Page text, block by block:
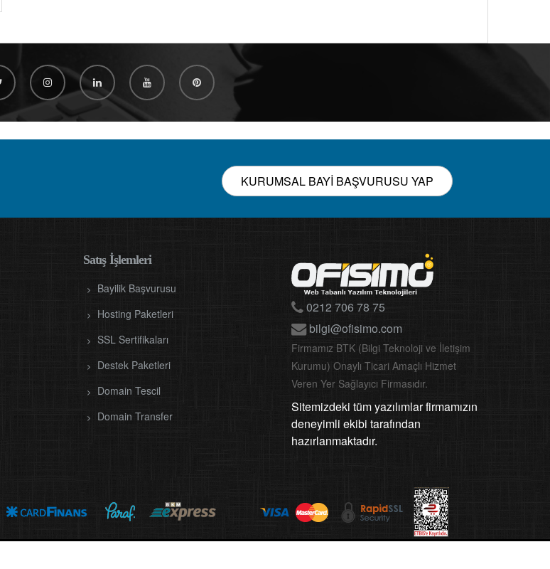
KURUMSAL BAYİ BAŞVURUSU YAP
Satış İşlemleri
Bayilik Başvurusu
Hosting Paketleri
SSL Sertifikaları
Destek Paketleri
Domain Tescil
Domain Transfer
0212 706 78 75
bilgi@ofisimo.com
Firmamız BTK (Bilgi Teknoloji ve İletişim
Kurumu) Onaylı Ticari Amaçlı Hizmet
Veren Yer Sağlayıcı Firmasıdır.
Sitemizdeki tüm yazılımlar firmamızın
deneyimli ekibi tarafından
hazırlanmaktadır.